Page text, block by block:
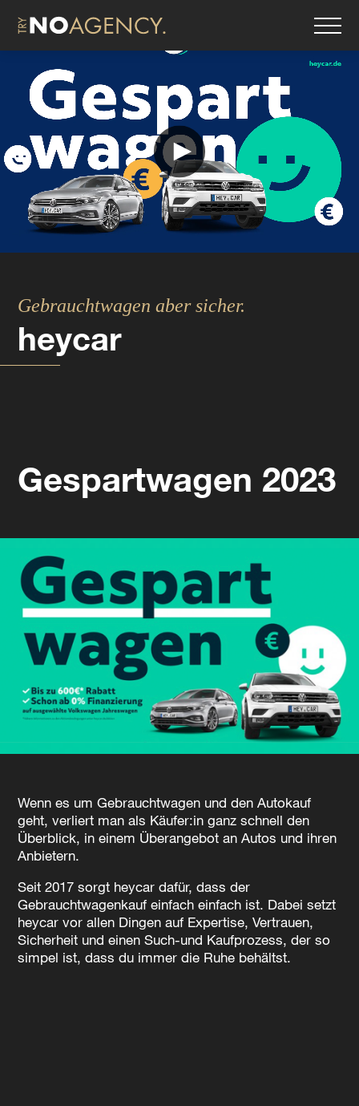
Gebrauchtwagen aber sicher.
heycar
Gespartwagen 2023
Wenn es um Gebrauchtwagen und den Autokauf
geht, verliert man als Käufer:in ganz schnell den
Überblick, in einem Überangebot an Autos und ihren
Anbietern.
Seit 2017 sorgt heycar dafür, dass der
Gebrauchtwagenkauf einfach einfach ist. Dabei setzt
heycar vor allen Dingen auf Expertise, Vertrauen,
Sicherheit und einen Such-und Kaufprozess, der so
simpel ist, dass du immer die Ruhe behältst.